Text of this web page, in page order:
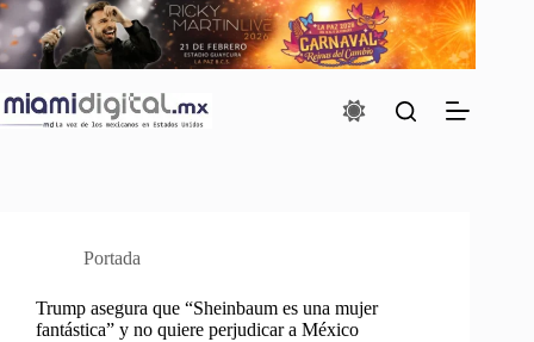
Saltar
al
contenido
Portada
Trump asegura que “Sheinbaum es una mujer
fantástica” y no quiere perjudicar a México